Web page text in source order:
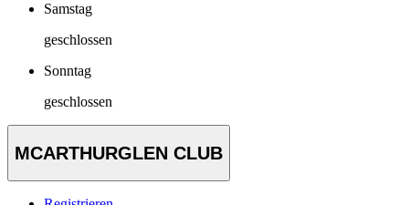
Samstag
geschlossen
Sonntag
geschlossen
MCARTHURGLEN CLUB